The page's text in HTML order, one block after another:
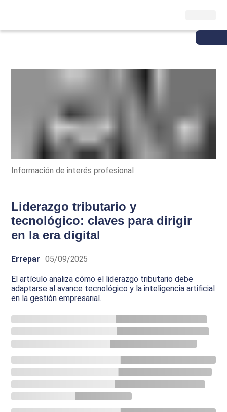
Información de interés profesional
Liderazgo tributario y
tecnológico: claves para dirigir
en la era digital
Errepar 05/09/2025
El artículo analiza cómo el liderazgo tributario debe
adaptarse al avance tecnológico y la inteligencia artificial
en la gestión empresarial.